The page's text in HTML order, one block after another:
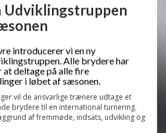
Udviklingstruppen
introducerer vi en ny
Alle brydere har
deltage på alle fire
i løbet af sæsonen.
vil de ansvarlige trænere udtage et
brydere til en international turnering.
af fremmøde, indsats, udvikling og